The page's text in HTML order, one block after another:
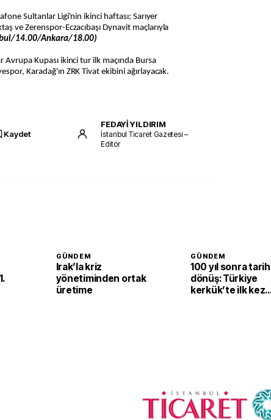
Sultanlar Ligi'nin ikinci haftası; Sarıyer
ve Zerenspor-Eczacıbaşı Dynavit maçlarıyla
14.00/Ankara/18.00)
Avrupa Kupası ikinci tur ilk maçında Bursa
Karadağ'ın ZRK Tivat ekibini ağırlayacak.
Kaydet
FEDAYİ YILDIRIM
İstanbul Ticaret Gazetesi –
Editör
GÜNDEM
Irak’la kriz
yönetiminden ortak
üretime
GÜNDEM
100 yıl sonra
dönüş: Türkiye
kerkük’te ilk kez